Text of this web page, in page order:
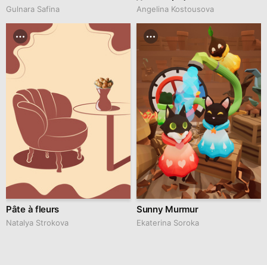
Gulnara Safina Angelina Kostousova
Pâte à fleurs
Natalya Strokova
Sunny Murmur
Ekaterina Soroka